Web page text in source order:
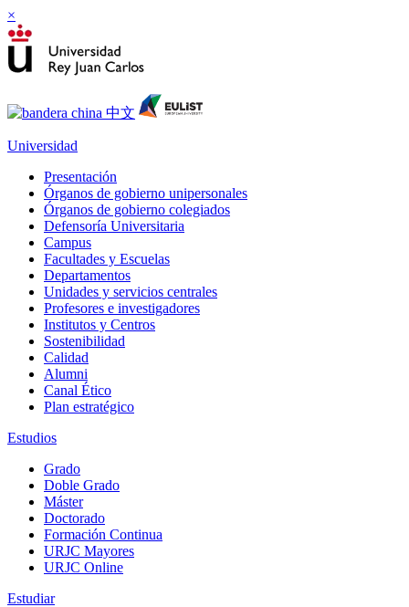
×
Universidad
Presentación
Órganos de gobierno unipersonales
Órganos de gobierno colegiados
Defensoría Universitaria
Campus
Facultades y Escuelas
Departamentos
Unidades y servicios centrales
Profesores e investigadores
Institutos y Centros
Sostenibilidad
Calidad
Alumni
Canal Ético
Plan estratégico
Estudios
Grado
Doble Grado
Máster
Doctorado
Formación Continua
URJC Mayores
URJC Online
Estudiar